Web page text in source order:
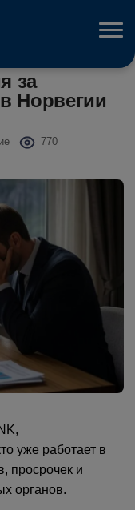
за
Норвегии
770
уже работает в
просрочек и
органов.